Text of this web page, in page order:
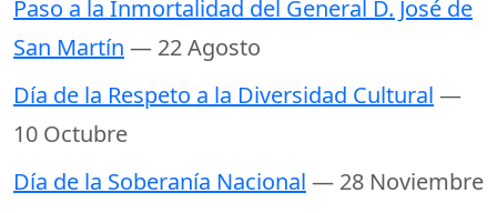
Paso a la Inmortalidad del General D. José de
San Martín — 22 Agosto
Día de la Respeto a la Diversidad Cultural —
10 Octubre
Día de la Soberanía Nacional — 28 Noviembre